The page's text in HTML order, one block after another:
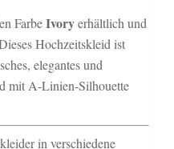
FarbeIvoryerhältlich und
Hochzeitskleid ist
elegantes und
mit A-Linien-Silhouette
in verschiedene